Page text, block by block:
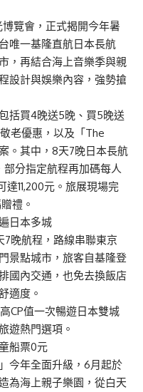
覽會，正式揭開今年暑
唯一基隆直航日本長航
，再結合海上音樂季與親
設計與娛樂內容，強勢搶
括買4晚送5晚、買5晚送
老優惠，以及「The
。其中，8天7晚日本長航
分指定航程再加碼每人
11,200元。旅展現場完
禮。
日本多城
7晚航程，路線串聯東京
景點城市，旅客自基隆登
國內交通，也免去換飯店
適度。
CP值一次暢遊日本雙城
遊熱門選項。
船票0元
今年全面升級，6月起於
為海上親子樂園，從白天